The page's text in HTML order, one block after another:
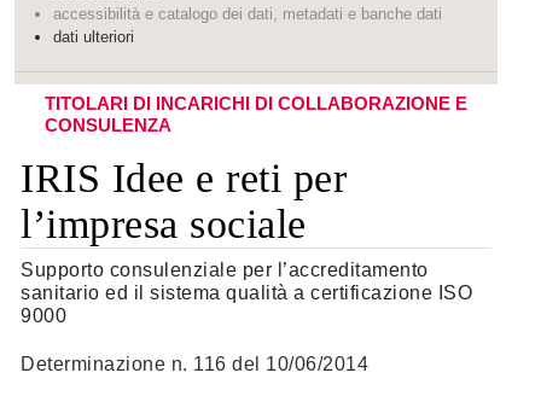
accessibilità e catalogo dei dati, metadati e banche dati
dati ulteriori
TITOLARI DI INCARICHI DI COLLABORAZIONE E
CONSULENZA
IRIS Idee e reti per
l’impresa sociale
Supporto consulenziale per l’accreditamento
sanitario ed il sistema qualità a certificazione ISO
9000
Determinazione n. 116 del 10/06/2014